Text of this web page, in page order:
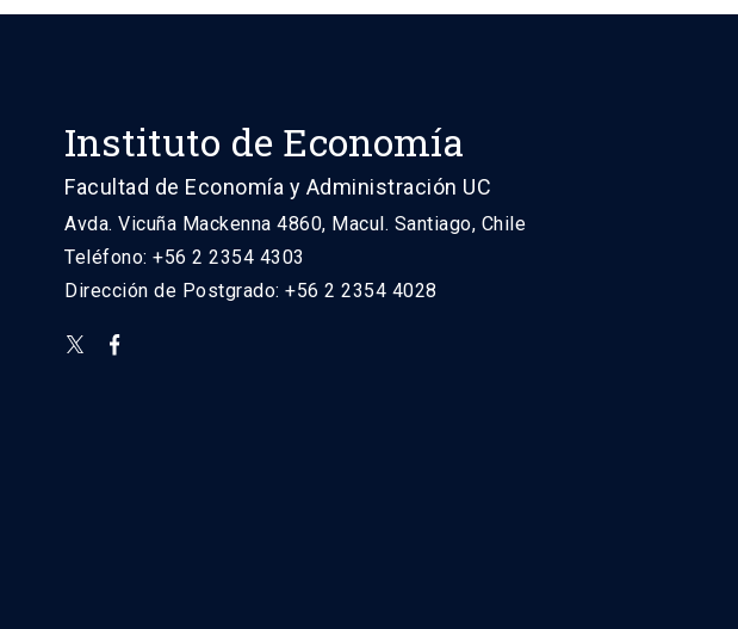
Instituto de Economía
Facultad de Economía y Administración UC
Avda. Vicuña Mackenna 4860, Macul. Santiago, Chile
Teléfono: +56 2 2354 4303
Dirección de Postgrado: +56 2 2354 4028